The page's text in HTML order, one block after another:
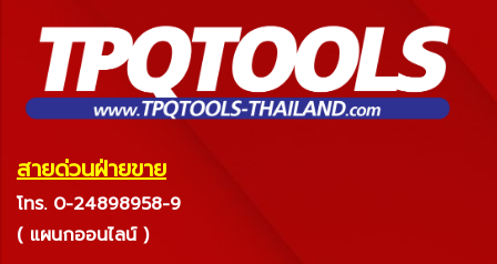
สายด่วนฝ่ายขาย
โทร. 0-24898958-9
( แผนกออนไลน์ )